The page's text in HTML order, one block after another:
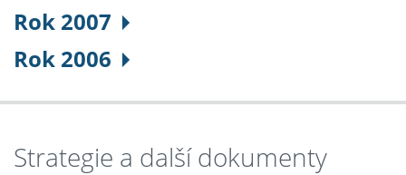
Rok 2007
Rok 2006
Strategie a další dokumenty